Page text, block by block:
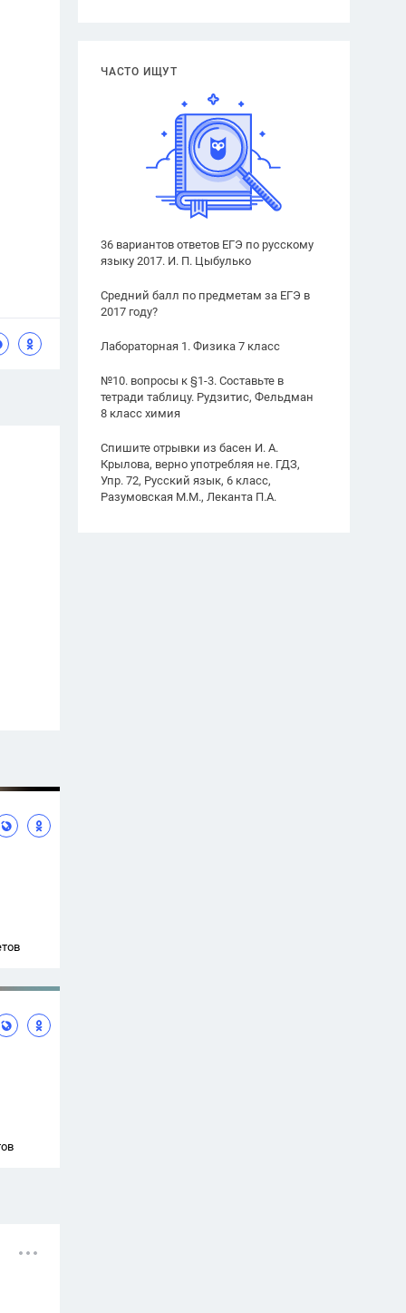
ЧАСТО ИЩУТ
36 вариантов ответов ЕГЭ по русскому
языку 2017. И. П. Цыбулько
Средний балл по предметам за ЕГЭ в
2017 году?
Лабораторная 1. Физика 7 класс
№10. вопросы к §1-3. Составьте в
тетради таблицу. Рудзитис, Фельдман
8 класс химия
Спишите отрывки из басен И. А.
Крылова, верно употребляя не. ГДЗ,
Упр. 72, Русский язык, 6 класс,
Разумовская М.М., Леканта П.А.